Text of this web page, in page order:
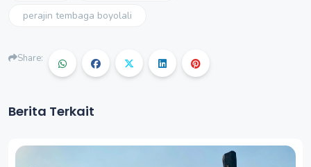
perajin tembaga boyolali
Share:
Berita Terkait